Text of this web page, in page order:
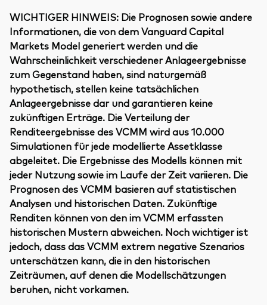
WICHTIGER HINWEIS: Die Prognosen sowie andere
Informationen, die von dem Vanguard Capital
Markets Model generiert werden und die
Wahrscheinlichkeit verschiedener Anlageergebnisse
zum Gegenstand haben, sind naturgemäß
hypothetisch, stellen keine tatsächlichen
Anlageergebnisse dar und garantieren keine
zukünftigen Erträge. Die Verteilung der
Renditeergebnisse des VCMM wird aus 10.000
Simulationen für jede modellierte Assetklasse
abgeleitet. Die Ergebnisse des Modells können mit
jeder Nutzung sowie im Laufe der Zeit variieren. Die
Prognosen des VCMM basieren auf statistischen
Analysen und historischen Daten. Zukünftige
Renditen können von den im VCMM erfassten
historischen Mustern abweichen. Noch wichtiger ist
jedoch, dass das VCMM extrem negative Szenarios
unterschätzen kann, die in den historischen
Zeiträumen, auf denen die Modellschätzungen
beruhen, nicht vorkamen.